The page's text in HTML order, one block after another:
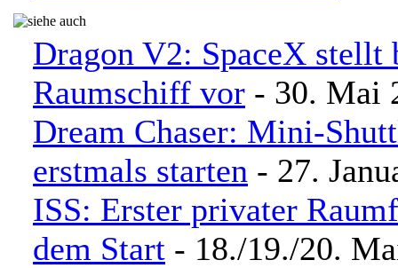
Dragon V2: SpaceX stellt
Raumschiff vor - 30. Mai
Dream Chaser: Mini-
erstmals starten - 27.
ISS: Erster privater
dem Start - 18./19./20.